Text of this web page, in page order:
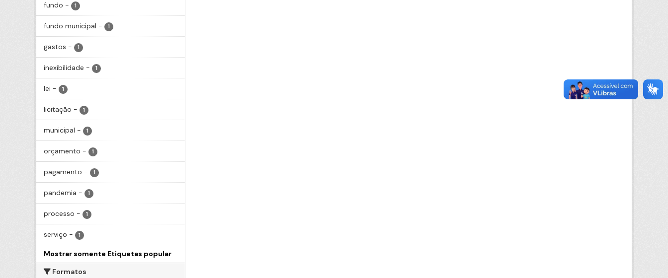
fundo - 1
fundo municipal - 1
gastos - 1
inexibilidade - 1
lei - 1
licitação - 1
municipal - 1
orçamento - 1
pagamento - 1
pandemia - 1
processo - 1
serviço - 1
Mostrar somente Etiquetas popular
Formatos